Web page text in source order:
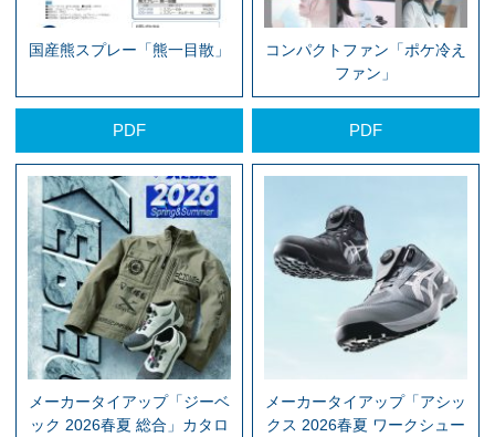
国産熊スプレー「熊一目散」
PDF
コンパクトファン「ポケ冷え
ファン」
PDF
メーカータイアップ「ジーベ
ック 2026春夏 総合」カタロ
メーカータイアップ「アシッ
クス 2026春夏 ワークシュー